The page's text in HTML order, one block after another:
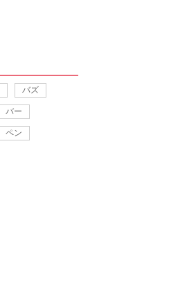
バズ
バー
ペン